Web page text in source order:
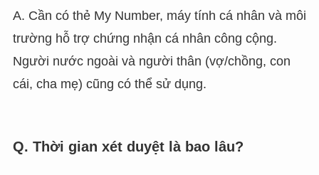
A. Cần có thẻ My Number, máy tính cá nhân và môi
trường hỗ trợ chứng nhận cá nhân công cộng.
Người nước ngoài và người thân (vợ/chồng, con
cái, cha mẹ) cũng có thể sử dụng.
Q. Thời gian xét duyệt là bao lâu?